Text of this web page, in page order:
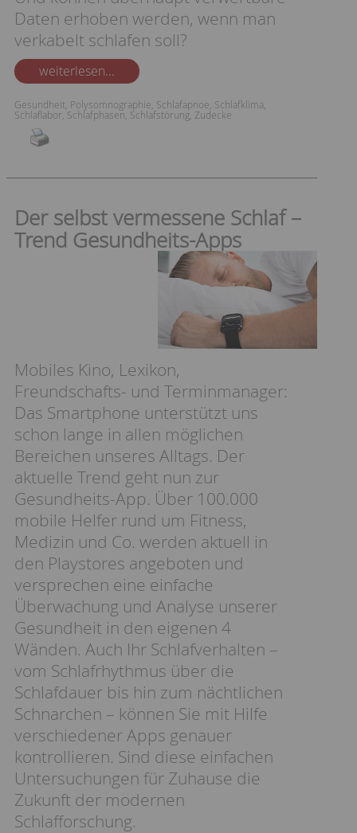
Daten erhoben werden, wenn man
verkabelt schlafen soll?
weiterlesen...
Gesundheit Polysomnographie Schlafapnoe Schlafklima
Schlaflabor Schlafphasen Schlafstörung Zudecke
Der selbst vermessene Schlaf –
Trend Gesundheits-Apps
Mobiles Kino, Lexikon,
Freundschafts- und Terminmanager:
Das Smartphone unterstützt uns
schon lange in allen möglichen
Bereichen unseres Alltags. Der
aktuelle Trend geht nun zur
Gesundheits-App. Über 100.000
mobile Helfer rund um Fitness,
Medizin und Co. werden aktuell in
den Playstores angeboten und
versprechen eine einfache
Überwachung und Analyse unserer
Gesundheit in den eigenen 4
Wänden. Auch Ihr Schlafverhalten –
vom Schlafrhythmus über die
Schlafdauer bis hin zum nächtlichen
Schnarchen – können Sie mit Hilfe
verschiedener Apps genauer
kontrollieren. Sind diese einfachen
Untersuchungen für Zuhause die
Zukunft der modernen
Schlafforschung.